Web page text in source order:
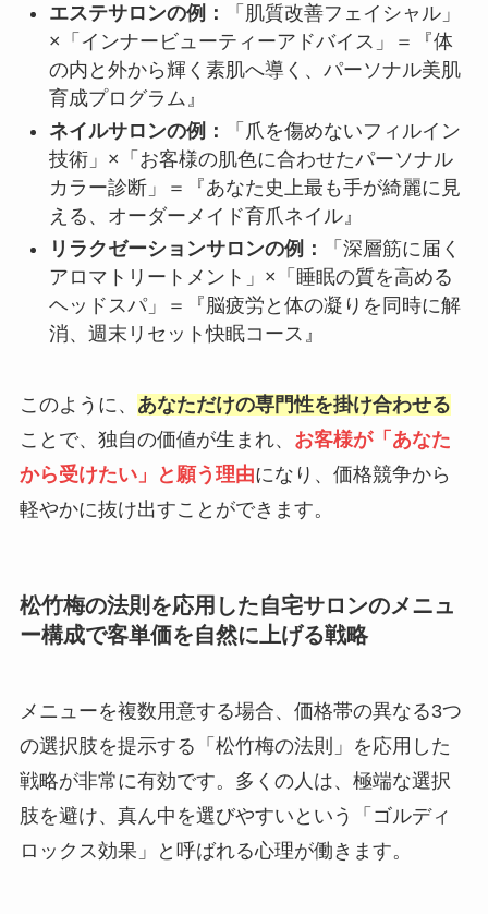
エステサロンの例：
「肌質改善フェイシャル」
×「インナービューティーアドバイス」＝『体
の内と外から輝く素肌へ導く、パーソナル美肌
育成プログラム』
ネイルサロンの例：
「爪を傷めないフィルイン
技術」×「お客様の肌色に合わせたパーソナル
カラー診断」＝『あなた史上最も手が綺麗に見
える、オーダーメイド育爪ネイル』
リラクゼーションサロンの例：
「深層筋に届く
アロマトリートメント」×「睡眠の質を高める
ヘッドスパ」＝『脳疲労と体の凝りを同時に解
消、週末リセット快眠コース』
このように、 あなただけの専門性を掛け合わせる
ことで、独自の価値が生まれ、 お客様が「あなた
から受けたい」と願う理由になり、価格競争から
軽やかに抜け出すことができます。
松竹梅の法則を応用した自宅サロンのメニュ
ー構成で客単価を自然に上げる戦略
メニューを複数用意する場合、価格帯の異なる3つ
の選択肢を提示する「松竹梅の法則」を応用した
戦略が非常に有効です。多くの人は、極端な選択
肢を避け、真ん中を選びやすいという「ゴルディ
ロックス効果」と呼ばれる心理が働きます。